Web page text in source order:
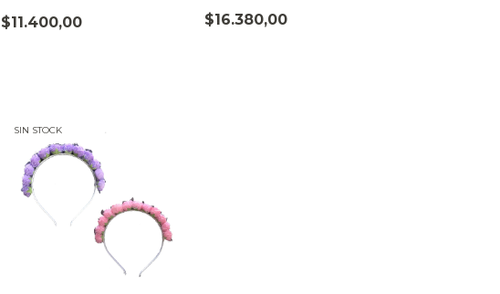
$11.400,00 $16.380,00
SIN STOCK